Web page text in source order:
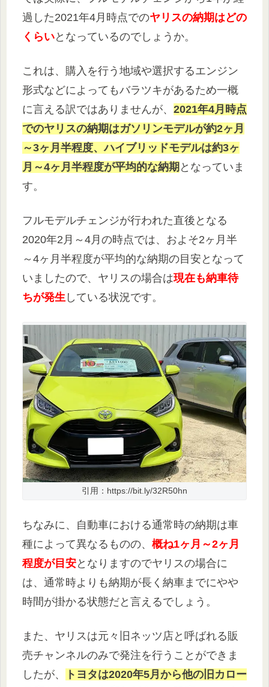
過した2021年4月時点でのヤリスの納期はどの
くらいとなっているのでしょうか。
これは、購入を行う地域や選択するエンジン
形式などによってもバラツキがあるため一概
に言える訳ではありませんが、 2021年4月時点
でのヤリスの納期はガソリンモデルが約2ヶ月
～3ヶ月半程度、ハイブリッドモデルは約3ヶ
月～4ヶ月半程度が平均的な納期 となっていま
す。
フルモデルチェンジが行われた直後となる
2020年2月～4月の時点では、およそ2ヶ月半
～4ヶ月半程度が平均的な納期の目安となって
いましたので、ヤリスの場合は現在も納車待
ちが発生 している状況です。
引用：https://bit.ly/32R50hn
ちなみに、自動車における通常時の納期は車
種によって異なるものの、 概ね1ヶ月～2ヶ月
程度が目安となりますのでヤリスの場合に
は、通常時よりも納期が長く納車までにやや
時間が掛かる状態だと言えるでしょう。
また、ヤリスは元々旧ネッツ店と呼ばれる販
売チャンネルのみで発注を行うことができま
したが、
トヨタは2020年5月から他の旧カロー